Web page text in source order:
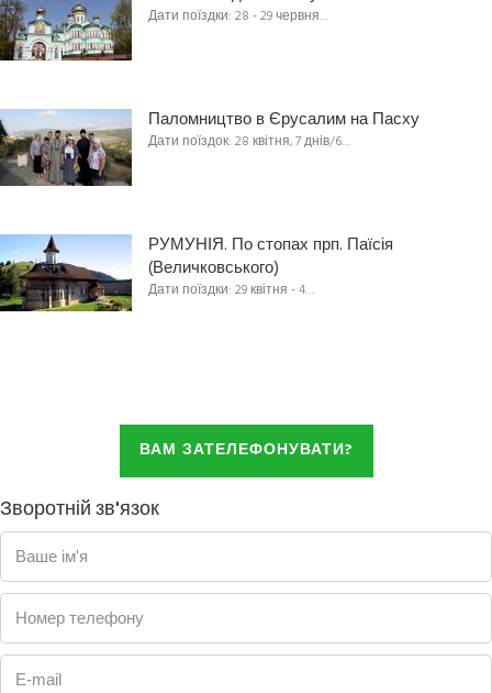
Дати поїздки: 28 - 29 червня…
Паломництво в Єрусалим на Пасху
Дати поїздок: 28 квітня, 7 днів/6…
РУМУНІЯ. По стопах прп. Паїсія
(Величковського)
Дати поїздки: 29 квітня - 4…
ВАМ ЗАТЕЛЕФОНУВАТИ?
Зворотній зв'язок
Ваше ім'я
Номер телефону
E-mail